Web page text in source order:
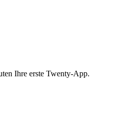
Ihre erste Twenty-App.